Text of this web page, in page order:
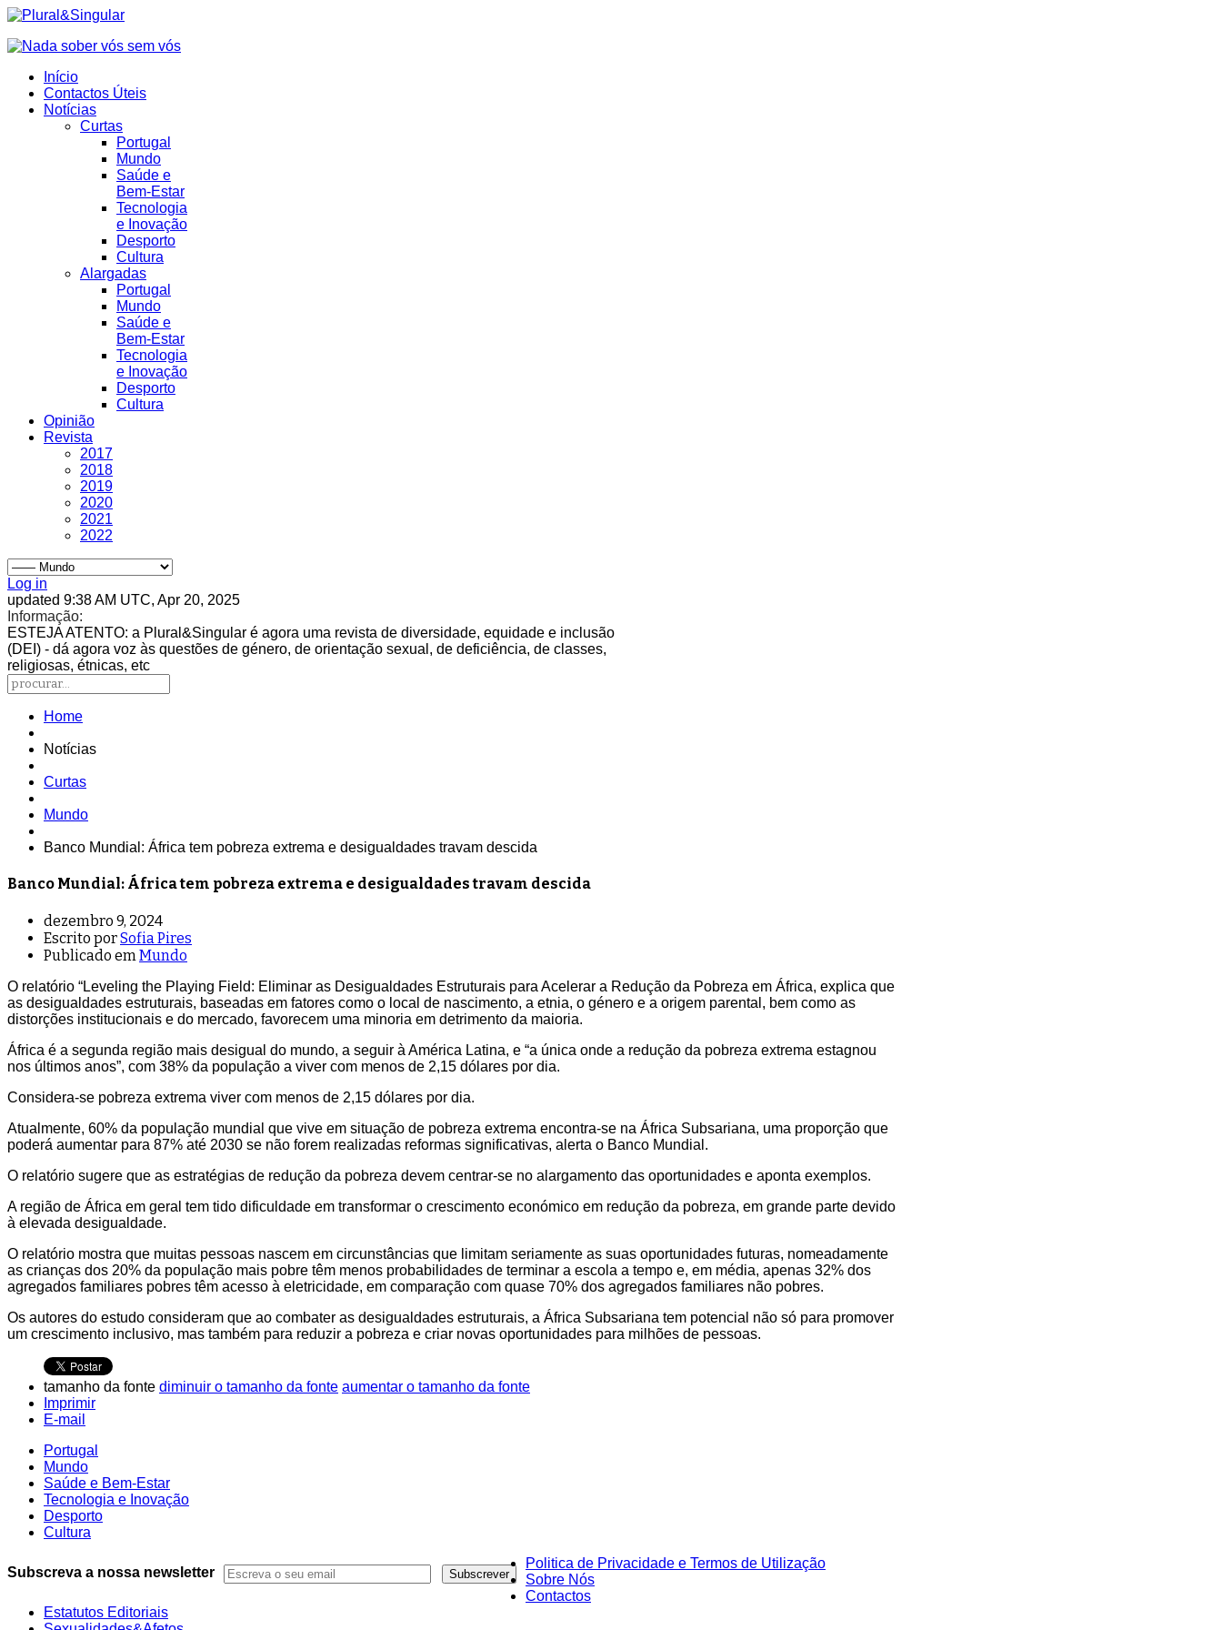
Início
Contactos Úteis
Notícias
Curtas
Portugal
Mundo
Saúde e
Bem-Estar
Tecnologia
e Inovação
Desporto
Cultura
Alargadas
Portugal
Mundo
Saúde e
Bem-Estar
Tecnologia
e Inovação
Desporto
Cultura
Opinião
Revista
2017
2018
2019
2020
2021
2022
Log in
updated 9:38 AM UTC, Apr 20, 2025
Informação:
ESTEJA ATENTO: a Plural&Singular é agora uma revista de diversidade, equidade e inclusão
(DEI) - dá agora voz às questões de género, de orientação sexual, de deficiência, de classes,
religiosas, étnicas, etc
Home
Notícias
Curtas
Mundo
Banco Mundial: África tem pobreza extrema e desigualdades travam descida
Banco Mundial: África tem pobreza extrema e desigualdades travam descida
dezembro 9, 2024
Escrito porSofia Pires
Publicado em Mundo
O relatório “Leveling the Playing Field: Eliminar as Desigualdades Estruturais para Acelerar a Redução da Pobreza em África, explica que
as desigualdades estruturais, baseadas em fatores como o local de nascimento, a etnia, o género e a origem parental, bem como as
distorções institucionais e do mercado, favorecem uma minoria em detrimento da maioria.
África é a segunda região mais desigual do mundo, a seguir à América Latina, e “a única onde a redução da pobreza extrema estagnou
nos últimos anos”, com 38% da população a viver com menos de 2,15 dólares por dia.
Considera-se pobreza extrema viver com menos de 2,15 dólares por dia.
Atualmente, 60% da população mundial que vive em situação de pobreza extrema encontra-se na África Subsariana, uma proporção que
poderá aumentar para 87% até 2030 se não forem realizadas reformas significativas, alerta o Banco Mundial.
O relatório sugere que as estratégias de redução da pobreza devem centrar-se no alargamento das oportunidades e aponta exemplos.
A região de África em geral tem tido dificuldade em transformar o crescimento económico em redução da pobreza, em grande parte devido
à elevada desigualdade.
O relatório mostra que muitas pessoas nascem em circunstâncias que limitam seriamente as suas oportunidades futuras, nomeadamente
as crianças dos 20% da população mais pobre têm menos probabilidades de terminar a escola a tempo e, em média, apenas 32% dos
agregados familiares pobres têm acesso à eletricidade, em comparação com quase 70% dos agregados familiares não pobres.
Os autores do estudo consideram que ao combater as desigualdades estruturais, a África Subsariana tem potencial não só para promover
um crescimento inclusivo, mas também para reduzir a pobreza e criar novas oportunidades para milhões de pessoas.
tamanho da fonte diminuir o tamanho da fonte aumentar o tamanho da fonte
Imprimir
E-mail
Portugal
Mundo
Saúde e Bem-Estar
Tecnologia e Inovação
Desporto
Cultura
Subscreva a nossa newsletter
Politica de Privacidade e Termos de Utilização
Sobre Nós
Contactos
Estatutos Editoriais